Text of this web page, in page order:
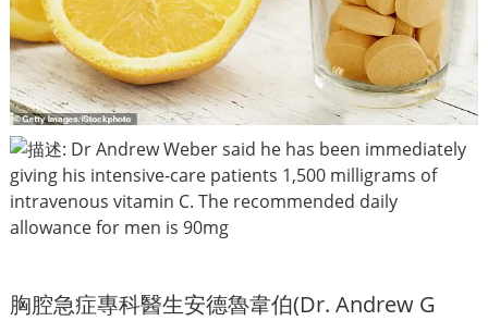
胸腔急症專科醫生安德魯韋伯(Dr. Andrew G